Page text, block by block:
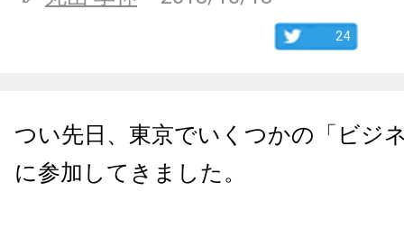
24
つい先日、東京でいくつかの「ビジ
に参加してきました。